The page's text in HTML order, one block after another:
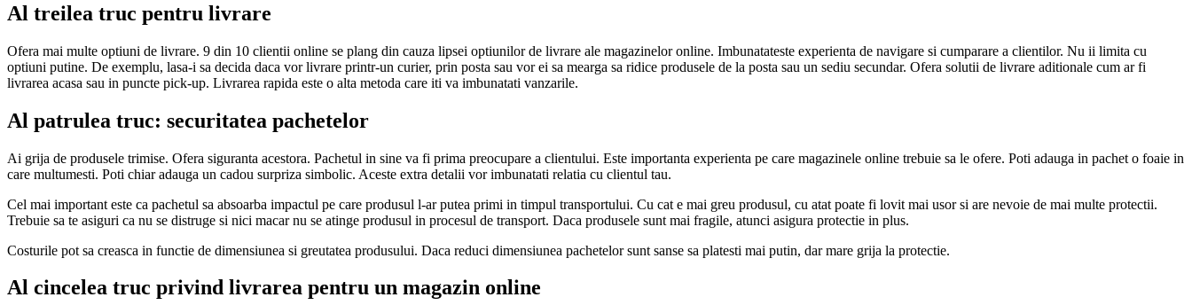
Al treilea truc pentru livrare
Ofera mai multe optiuni de livrare. 9 din 10 clientii online se plang din cauza lipsei optiunilor de livrare ale magazinelor online. Imbunatateste experienta de navigare si cumparare a clientilor. Nu ii limita cu
optiuni putine. De exemplu, lasa-i sa decida daca vor livrare printr-un curier, prin posta sau vor ei sa mearga sa ridice produsele de la posta sau un sediu secundar. Ofera solutii de livrare aditionale cum ar fi
livrarea acasa sau in puncte pick-up. Livrarea rapida este o alta metoda care iti va imbunatati vanzarile.
Al patrulea truc: securitatea pachetelor
Ai grija de produsele trimise. Ofera siguranta acestora. Pachetul in sine va fi prima preocupare a clientului. Este importanta experienta pe care magazinele online trebuie sa le ofere. Poti adauga in pachet o foaie in
care multumesti. Poti chiar adauga un cadou surpriza simbolic. Aceste extra detalii vor imbunatati relatia cu clientul tau.
Cel mai important este ca pachetul sa absoarba impactul pe care produsul l-ar putea primi in timpul transportului. Cu cat e mai greu produsul, cu atat poate fi lovit mai usor si are nevoie de mai multe protectii.
Trebuie sa te asiguri ca nu se distruge si nici macar nu se atinge produsul in procesul de transport. Daca produsele sunt mai fragile, atunci asigura protectie in plus.
Costurile pot sa creasca in functie de dimensiunea si greutatea produsului. Daca reduci dimensiunea pachetelor sunt sanse sa platesti mai putin, dar mare grija la protectie.
Al cincelea truc privind livrarea pentru un magazin online